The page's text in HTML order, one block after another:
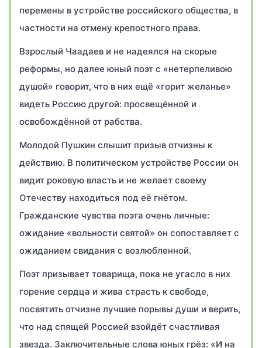
перемены в устройстве российского общества, в
частности на отмену крепостного права.
Взрослый Чаадаев и не надеялся на скорые
реформы, но далее юный поэт с «нетерпеливою
душой» говорит, что в них ещё «горит желанье»
видеть Россию другой: просвещённой и
освобождённой от рабства.
Молодой Пушкин слышит призыв отчизны к
действию. В политическом устройстве России он
видит роковую власть и не желает своему
Отечеству находиться под её гнётом.
Гражданские чувства поэта очень личные:
ожидание «вольности святой» он сопоставляет с
ожиданием свидания с возлюбленной.
Поэт призывает товарища, пока не угасло в них
горение сердца и жива страсть к свободе,
посвятить отчизне лучшие порывы души и верить,
что над спящей Россией взойдёт счастливая
звезда. Заключительные слова юных грёз: «И на